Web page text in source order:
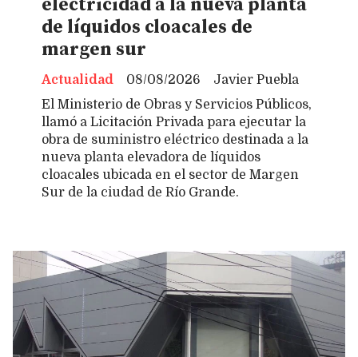
electricidad a la nueva planta
de líquidos cloacales de
margen sur
Javier Puebla
Actualidad
08/08/2026
El Ministerio de Obras y Servicios Públicos,
llamó a Licitación Privada para ejecutar la
obra de suministro eléctrico destinada a la
nueva planta elevadora de líquidos
cloacales ubicada en el sector de Margen
Sur de la ciudad de Río Grande.